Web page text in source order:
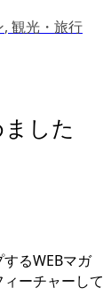
, 観光・旅行
した
るWEBマガ
ーチャーして